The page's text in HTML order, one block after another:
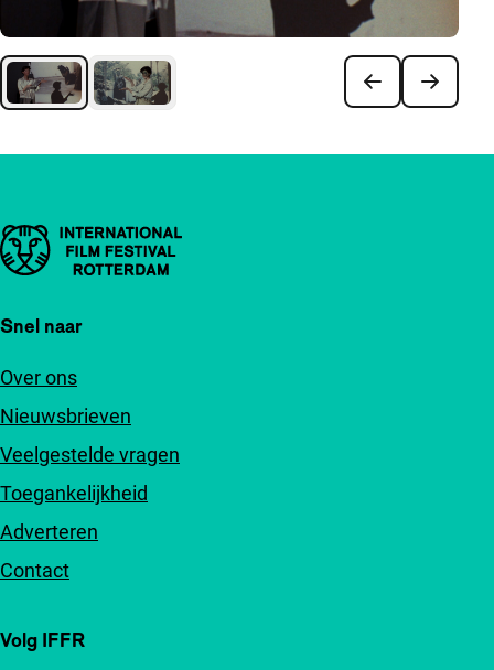
Belangrijke links
Snel naar
Over ons
Nieuwsbrieven
Veelgestelde vragen
Toegankelijkheid
Adverteren
Contact
Volg IFFR